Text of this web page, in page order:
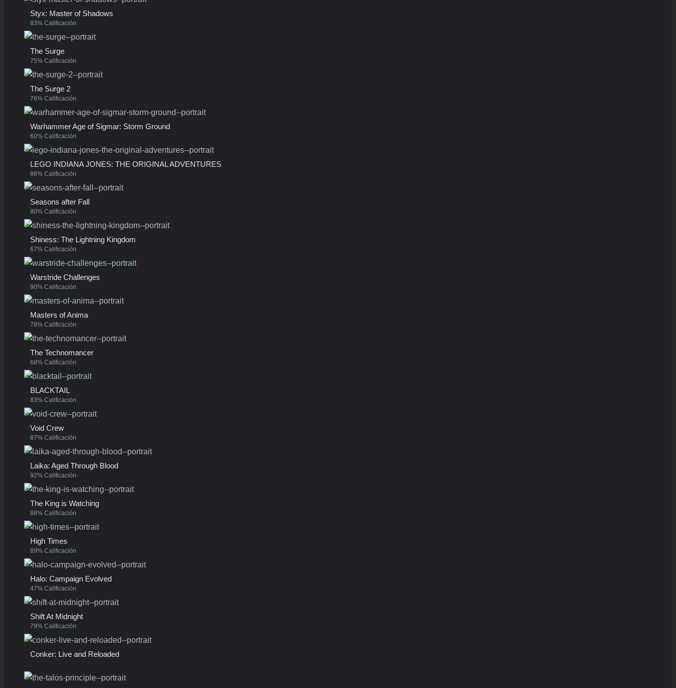
Styx: Master of Shadows
83% Calificación
The Surge
75% Calificación
The Surge 2
76% Calificación
Warhammer Age of Sigmar: Storm Ground
60% Calificación
LEGO INDIANA JONES: THE ORIGINAL ADVENTURES
86% Calificación
Seasons after Fall
80% Calificación
Shiness: The Lightning Kingdom
67% Calificación
Warstride Challenges
90% Calificación
Masters of Anima
78% Calificación
The Technomancer
68% Calificación
BLACKTAIL
83% Calificación
Void Crew
87% Calificación
Laika: Aged Through Blood
92% Calificación
The King is Watching
88% Calificación
High Times
89% Calificación
Halo: Campaign Evolved
47% Calificación
Shift At Midnight
79% Calificación
Conker: Live and Reloaded